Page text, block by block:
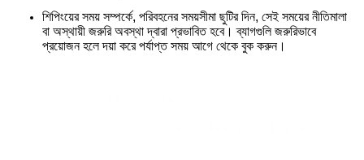
শিপিংয়ের সময় সম্পর্কে, পরিবহনের সময়সীমা ছুটির দিন, সেই সময়ের নীতিমালা
বা অস্থায়ী জরুরি অবস্থা দ্বারা প্রভাবিত হবে। ব্যাগগুলি জরুরিভাবে
প্রয়োজন হলে দয়া করে পর্যাপ্ত সময় আগে থেকে বুক করুন।